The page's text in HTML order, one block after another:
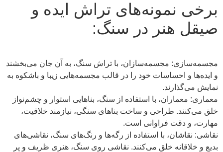
برخی نمونه‌های تراش ایده و
صیقل هنر در سنگ:
مجسمه‌سازی: مجسمه‌سازان، با تراش سنگ، به آن جان می‌بخشند
و ایده‌ها و احساسات خود را در قالب مجسمه‌هایی زیبا و باشکوه به
نمایش می‌گذارند.
معماری: معماران، با استفاده از سنگ، بناهایی استوار و چشم‌نواز
خلق می‌کنند. طراحی و ساخت بناهای سنگی، نیازمند خلاقیت،
مهارت، و دقت فراوانی است.
نقاشی: نقاشان، با استفاده از رگه‌ها و رنگ‌های سنگ، نقاشی‌های
بدیع و خلاقانه خلق می‌کنند. نقاشی روی سنگ، هنری ظریف و پر